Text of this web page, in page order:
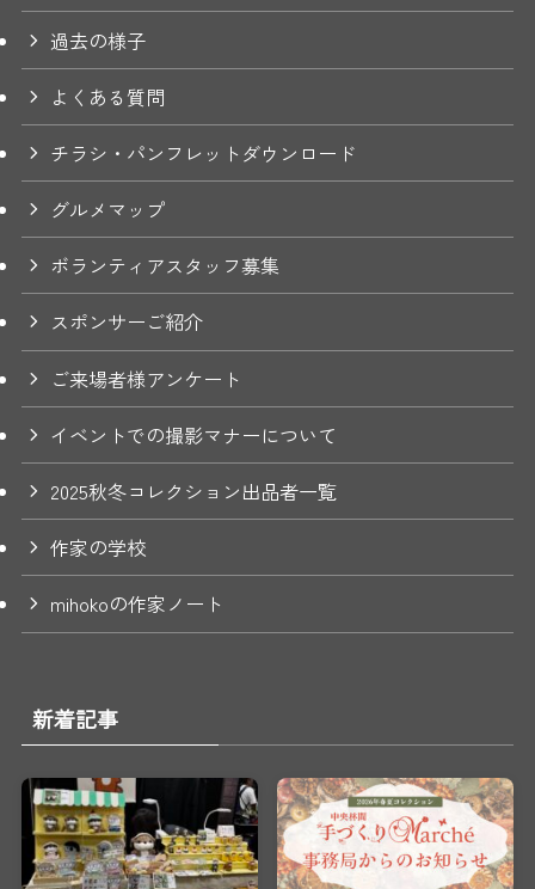
過去の様子
よくある質問
チラシ・パンフレットダウンロード
グルメマップ
ボランティアスタッフ募集
スポンサーご紹介
ご来場者様アンケート
イベントでの撮影マナーについて
2025秋冬コレクション出品者一覧
作家の学校
mihokoの作家ノート
新着記事